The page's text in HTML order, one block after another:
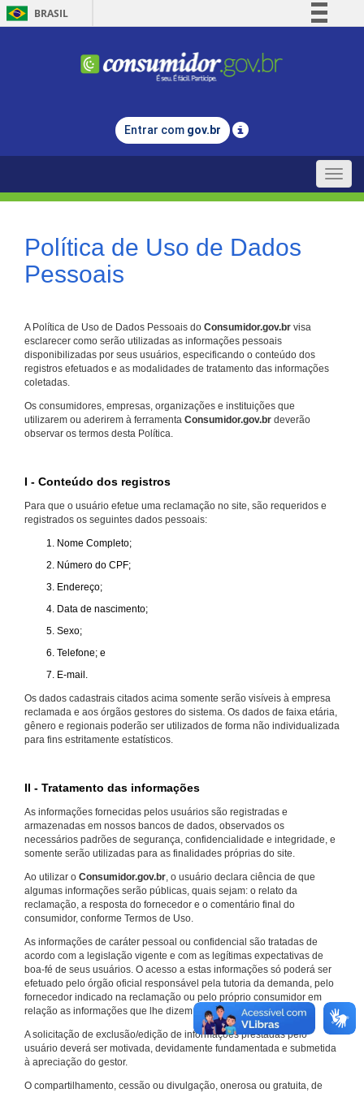
BRASIL
Comunica BR
Legislação
Entrar com gov.br
Toggle
Política de Uso de Dados
Pessoais
A Política de Uso de Dados Pessoais do Consumidor.gov.br visa
esclarecer como serão utilizadas as informações pessoais
disponibilizadas por seus usuários, especificando o conteúdo dos
registros efetuados e as modalidades de tratamento das informações
coletadas.
Os consumidores, empresas, organizações e instituições que
utilizarem ou aderirem à ferramenta Consumidor.gov.br deverão
observar os termos desta Política.
I - Conteúdo dos registros
Para que o usuário efetue uma reclamação no site, são requeridos e
registrados os seguintes dados pessoais:
Nome Completo;
Número do CPF;
Endereço;
Data de nascimento;
Sexo;
Telefone; e
E-mail.
Os dados cadastrais citados acima somente serão visíveis à empresa
reclamada e aos órgãos gestores do sistema. Os dados de faixa etária,
gênero e regionais poderão ser utilizados de forma não individualizada
para fins estritamente estatísticos.
II - Tratamento das informações
As informações fornecidas pelos usuários são registradas e
armazenadas em nossos bancos de dados, observados os
necessários padrões de segurança, confidencialidade e integridade, e
somente serão utilizadas para as finalidades próprias do site.
Ao utilizar o Consumidor.gov.br, o usuário declara ciência de que
algumas informações serão públicas, quais sejam: o relato da
reclamação, a resposta do fornecedor e o comentário final do
consumidor, conforme Termos de Uso.
As informações de caráter pessoal ou confidencial são tratadas de
acordo com a legislação vigente e com as legítimas expectativas de
boa-fé de seus usuários. O acesso a estas informações só poderá ser
efetuado pelo órgão oficial responsável pela tutoria da demanda, pelo
fornecedor indicado na reclamação ou pelo próprio consumidor em
relação as informações que lhe dizem respeito.
A solicitação de exclusão/edição de informações prestadas pelo
usuário deverá ser motivada, devidamente fundamentada e submetida
à apreciação do gestor.
O compartilhamento, cessão ou divulgação, onerosa ou gratuita, de